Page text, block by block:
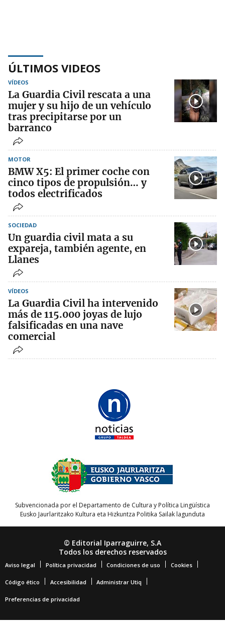
ÚLTIMOS VIDEOS
VÍDEOS
La Guardia Civil rescata a una
mujer y su hijo de un vehículo
tras precipitarse por un
barranco
MOTOR
BMW X5: El primer coche con
cinco tipos de propulsión… y
todos electrificados
SOCIEDAD
Un guardia civil mata a su
expareja, también agente, en
Llanes
VÍDEOS
La Guardia Civil ha intervenido
más de 115.000 joyas de lujo
falsificadas en una nave
comercial
Subvencionada por el Departamento de Cultura y Política Lingüística
Eusko Jaurlaritzako Kultura eta Hizkuntza Politika Sailak lagunduta
© Editorial Iparraguirre, S.A
Todos los derechos reservados
Aviso legal Política privacidad Condiciones de uso Cookies
Código ético Accesibilidad Administrar Utiq
Preferencias de privacidad